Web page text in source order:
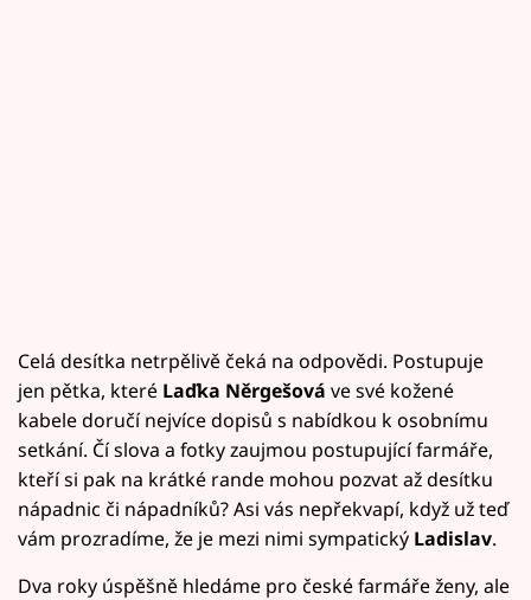
Celá desítka netrpělivě čeká na odpovědi. Postupuje
jen pětka, které Laďka Něrgešová ve své kožené
kabele doručí nejvíce dopisů s nabídkou k osobnímu
setkání. Čí slova a fotky zaujmou postupující farmáře,
kteří si pak na krátké rande mohou pozvat až desítku
nápadnic či nápadníků? Asi vás nepřekvapí, když už teď
vám prozradíme, že je mezi nimi sympatický Ladislav.
Dva roky úspěšně hledáme pro české farmáře ženy, ale